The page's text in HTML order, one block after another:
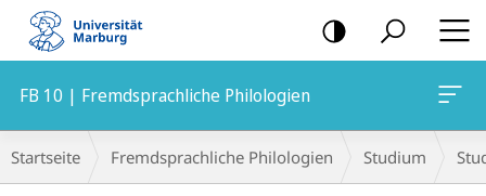
Mobile-
Navigation
FB 10 | Fremdsprachliche Philologien
Breadcrumb-
Navigation
Startseite Fremdsprachliche Philologien Studium